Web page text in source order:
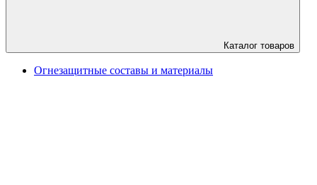
Каталог товаров
Огнезащитные составы и материалы